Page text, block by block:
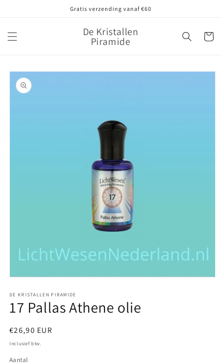
Gratis verzending vanaf €60
De Kristallen
Piramide
openen
in
modaal
DE KRISTALLEN PIRAMIDE
17 Pallas Athene olie
Normale
prijs
€26,90 EUR
Inclusief btw.
Aantal